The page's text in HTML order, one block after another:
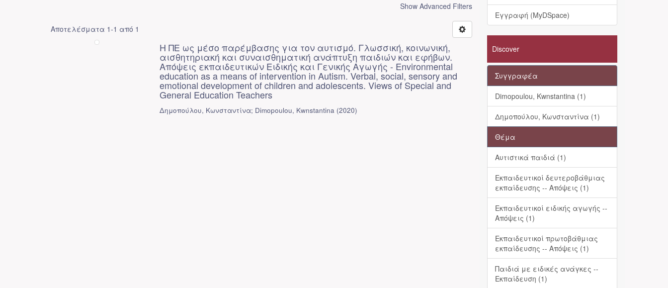
Show Advanced Filters
Αποτελέσματα 1-1 από 1
Η ΠΕ ως μέσο παρέμβασης για τον αυτισμό. Γλωσσική, κοινωνική,
αισθητηριακή και συναισθηματική ανάπτυξη παιδιών και εφήβων.
Απόψεις εκπαιδευτικών Ειδικής και Γενικής Αγωγής - Environmental
education as a means of intervention in Autism. Verbal, social, sensory and
emotional development of children and adolescents. Views of Special and
General Education Teachers
Δημοπούλου, Κωνσταντίνα; Dimopoulou, Kwnstantina (2020)
Εγγραφή (MyDSpace)
Discover
Συγγραφέα
Dimopoulou, Kwnstantina (1)
Δημοπούλου, Κωνσταντίνα (1)
Θέμα
Αυτιστικά παιδιά (1)
Εκπαιδευτικοί δευτεροβάθμιας
εκπαίδευσης -- Απόψεις (1)
Εκπαιδευτικοί ειδικής αγωγής --
Απόψεις (1)
Εκπαιδευτικοί πρωτοβάθμιας
εκπαίδευσης -- Απόψεις (1)
Παιδιά με ειδικές ανάγκες --
Εκπαίδευση (1)